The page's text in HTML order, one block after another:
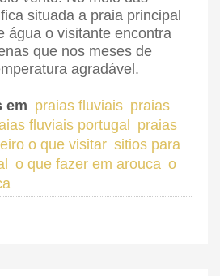
situada a praia principal
água o visitante encontra
que nos meses de
agradável.
em praias fluviais praias
fluviais portugal
praias
o que visitar sitios para
o que fazer em arouca o